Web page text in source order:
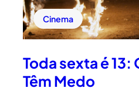
Cinema
Toda sexta é 13:
Têm Medo